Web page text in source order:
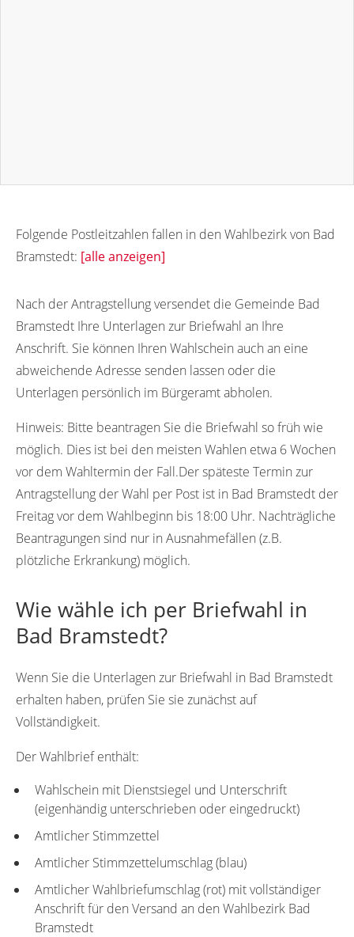
Folgende Postleitzahlen fallen in den Wahlbezirk von Bad
Bramstedt: [alle anzeigen]
Nach der Antragstellung versendet die Gemeinde Bad
Bramstedt Ihre Unterlagen zur Briefwahl an Ihre
Anschrift. Sie können Ihren Wahlschein auch an eine
abweichende Adresse senden lassen oder die
Unterlagen persönlich im Bürgeramt abholen.
Hinweis: Bitte beantragen Sie die Briefwahl so früh wie
möglich. Dies ist bei den meisten Wahlen etwa 6 Wochen
vor dem Wahltermin der Fall.Der späteste Termin zur
Antragstellung der Wahl per Post ist in Bad Bramstedt der
Freitag vor dem Wahlbeginn bis 18:00 Uhr. Nachträgliche
Beantragungen sind nur in Ausnahmefällen (z.B.
plötzliche Erkrankung) möglich.
Wie wähle ich per Briefwahl in
Bad Bramstedt?
Wenn Sie die Unterlagen zur Briefwahl in Bad Bramstedt
erhalten haben, prüfen Sie sie zunächst auf
Vollständigkeit.
Der Wahlbrief enthält:
Wahlschein mit Dienstsiegel und Unterschrift
(eigenhändig unterschrieben oder eingedruckt)
Amtlicher Stimmzettel
Amtlicher Stimmzettelumschlag (blau)
Amtlicher Wahlbriefumschlag (rot) mit vollständiger
Anschrift für den Versand an den Wahlbezirk Bad
Bramstedt